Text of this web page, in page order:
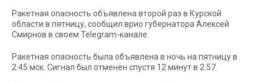
Ракетная опасность объявлена второй раз в Курской
области в пятницу, сообщил врио губернатора Алексей
Смирнов в своем Telegram-канале.
Ракетная опасность была объявлена в ночь на пятницу в
2.45 мск. Сигнал был отменён спустя 12 минут в 2.57.